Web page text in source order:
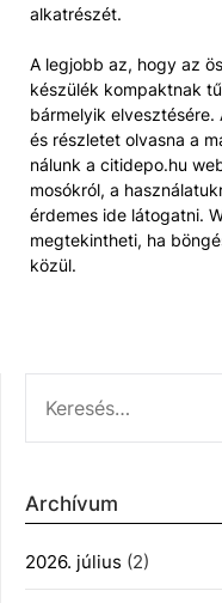
alkatrészét.
A legjobb az, hogy az
készülék kompaktnak
bármelyik
és részletet olvasna a
nálunk a citidepo.hu
mosókról, a
érdemes ide látogatni.
megtekintheti, ha
közül.
Archívum
2026. július (2)